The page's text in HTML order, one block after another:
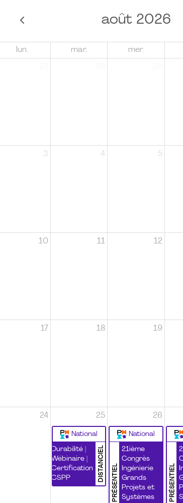
août 2026
lun. mar. mer.
3 4 5
10 11 12
17 18 19
24 25
National
DISTANCIEL
Durabilité |
Wébinaire |
Certification
CSPP
26
National
PRÉSENTIEL
21ième
Congrès
Ingénierie
Grands
Projets et
Systèmes
PRÉSENTIEL